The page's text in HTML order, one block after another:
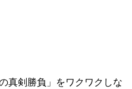
真剣勝負」をワクワクしな